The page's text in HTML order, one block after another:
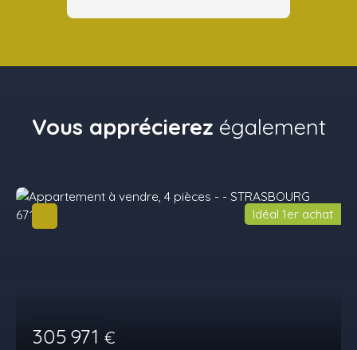
Vous apprécierez également
305 971 €
Idéal 1er achat